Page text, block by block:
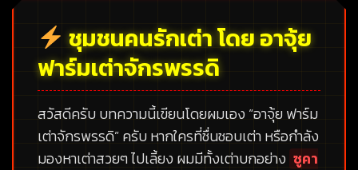
ชุมชนคนรักเต่า โดย อาจุ้ย
ฟาร์มเต่าจักรพรรดิ
สวัสดีครับ บทความนี้เขียนโดยผมเอง “อาจุ้ย ฟาร์ม
เต่าจักรพรรดิ”ครับ หากใครที่ชื่นชอบเต่า หรือกำลัง
มองหาเต่าสวยๆ ไปเลี้ยง ผมมีทั้งเต่าบกอย่าง ซูคา